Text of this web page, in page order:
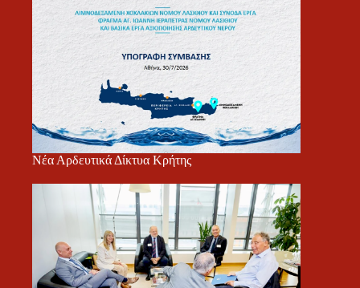
Νέα Αρδευτικά Δίκτυα Κρήτης